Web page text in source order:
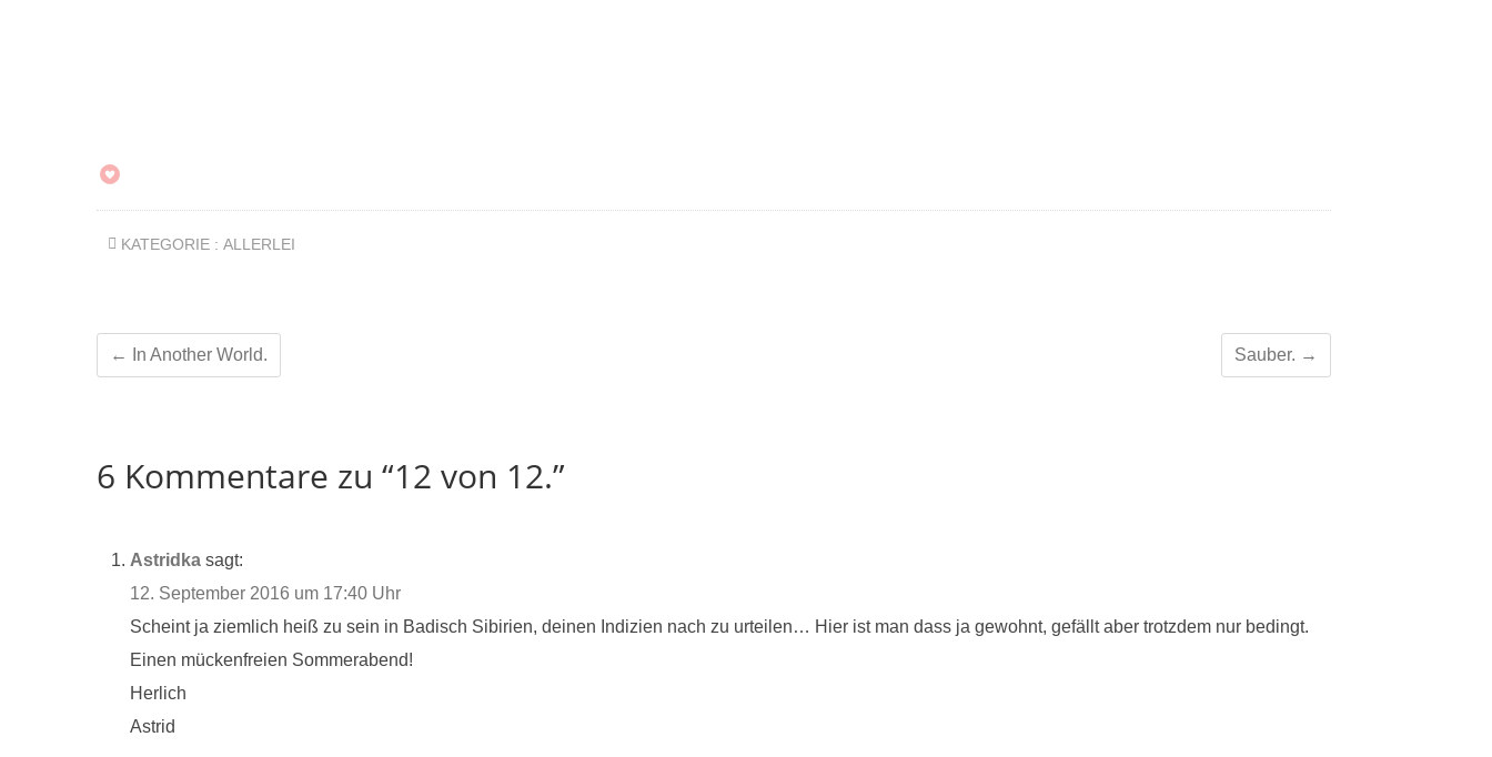
KATEGORIE : ALLERLEI
← In Another World. Sauber. →
6 Kommentare zu “12 von 12.”
Astridka sagt:
12. September 2016 um 17:40 Uhr
Scheint ja ziemlich heiß zu sein in Badisch Sibirien, deinen Indizien nach zu urteilen… Hier ist man dass ja gewohnt, gefällt aber trotzdem nur bedingt.
Einen mückenfreien Sommerabend!
Herlich
Astrid